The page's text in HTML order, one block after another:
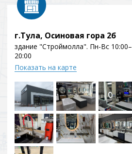
г.Тула, Осиновая гора 2б
здание "Строймолла". Пн-Вс 10:00–
20:00
Показать на карте